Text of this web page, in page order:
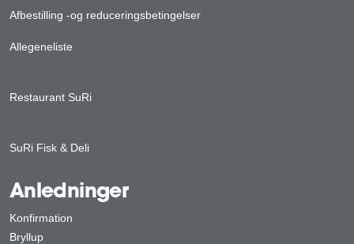
Afbestilling -og reduceringsbetingelser
Allegeneliste
Restaurant SuRi
SuRi Fisk & Deli
Anledninger
Konfirmation
Bryllup